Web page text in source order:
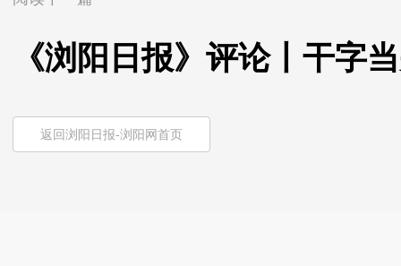
《浏阳日报》评论丨干字
返回浏阳日报-浏阳网首页